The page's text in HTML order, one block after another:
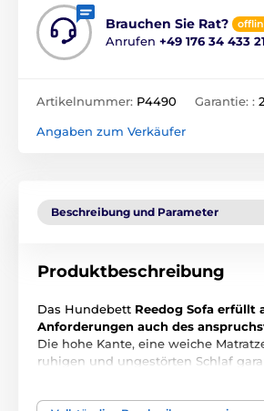
Brauchen Sie Rat?
Anrufen +49 176 34 433
Artikelnummer: P4490 Garantie: :
Angaben zum Verkäufer
Beschreibung und Parameter
Produktbeschreibung
Das Hundebett Reedog Sofa erfüllt
Anforderungen auch des
Die hohe Kante, eine weiche
ruhigen und ungestörten Schlaf